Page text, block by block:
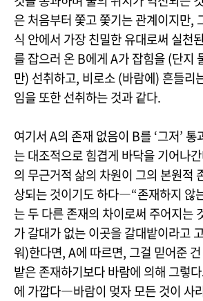
은 처음부터 쫓고 쫓기는 관계이지만,
식 안에서 가장 친밀한 유대로써 실천
를 잡으러 온 B에게 A가 잡힘을 (단지
만) 선취하고, 비로소 (바람에) 흔들리
임을 또한 선취하는 것과 같다.
여기서 A의 존재 없음이 B를 ‘그저’
는 대조적으로 힘겹게 바닥을 기어나
의 무근거적 삶의 차원이 그의 본원적
상되는 것이기도 하다―“존재하지 않
는 두 다른 존재의 차이로써 주어지는
가 갈대가 없는 이곳을 갈대밭이라고
워)한다면, A에 따르면, 그걸 믿어준
밭은 존재하기보다 바람에 의해 그렇
에 가깝다―바람이 멎자 모든 것이 사